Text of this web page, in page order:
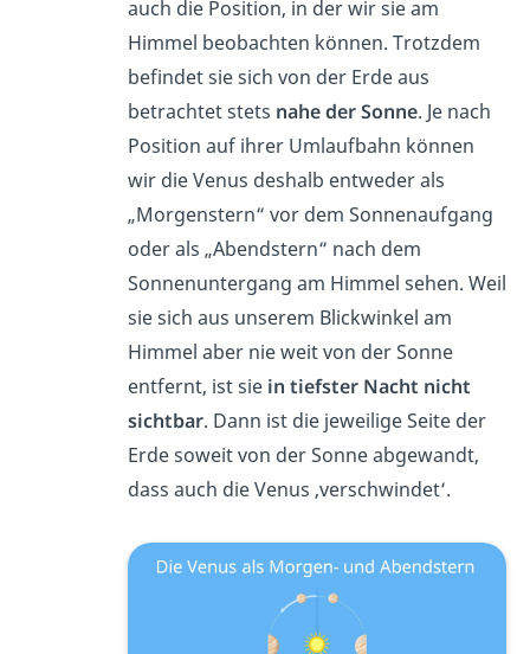
auch die Position, in der wir sie am
Himmel beobachten können. Trotzdem
befindet sie sich von der Erde aus
betrachtet stets nahe der Sonne. Je nach
Position auf ihrer Umlaufbahn können
wir die Venus deshalb entweder als
„Morgenstern“ vor dem Sonnenaufgang
oder als „Abendstern“ nach dem
Sonnenuntergang am Himmel sehen. Weil
sie sich aus unserem Blickwinkel am
Himmel aber nie weit von der Sonne
entfernt, ist sie in tiefster Nacht nicht
sichtbar. Dann ist die jeweilige Seite der
Erde soweit von der Sonne abgewandt,
dass auch die Venus ‚verschwindet‘.